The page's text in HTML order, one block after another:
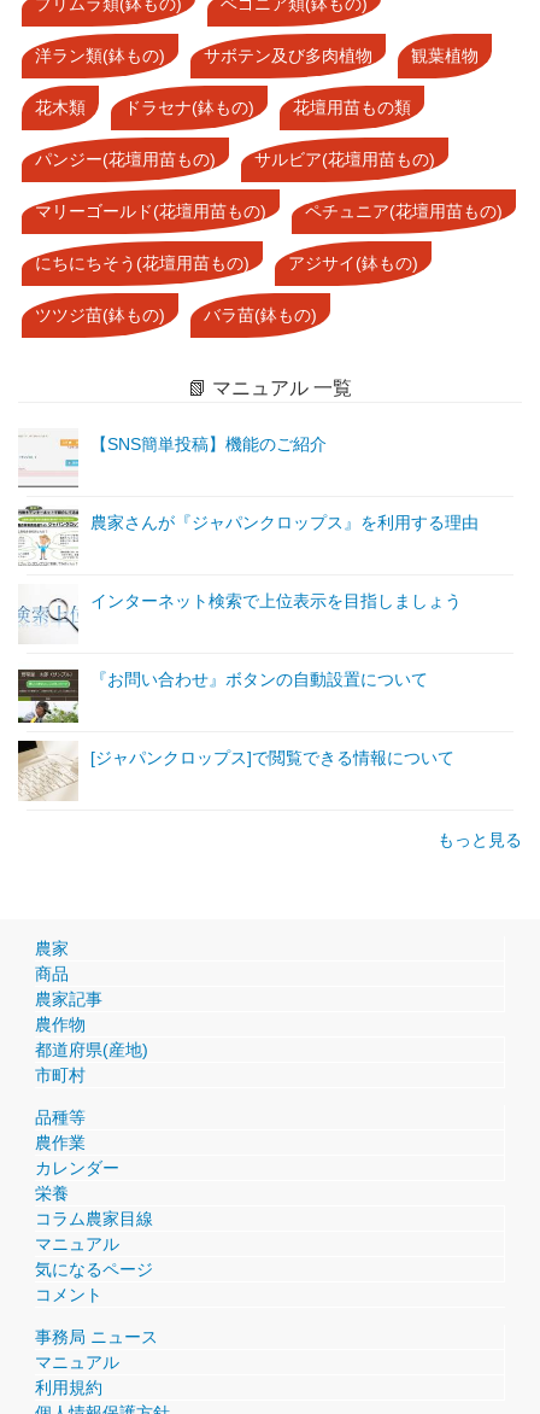
洋ラン類(鉢もの) サボテン及び多肉植物 観葉植物
花木類 ドラセナ(鉢もの) 花壇用苗もの類
パンジー(花壇用苗もの) サルビア(花壇用苗もの)
マリーゴールド(花壇用苗もの) ペチュニア(花壇用苗もの)
にちにちそう(花壇用苗もの) アジサイ(鉢もの)
ツツジ苗(鉢もの) バラ苗(鉢もの)
📗 マニュアル 一覧
【SNS簡単投稿】機能のご紹介
農家さんが『ジャパンクロップス』を利用する理由
インターネット検索で上位表示を目指しましょう
『お問い合わせ』ボタンの自動設置について
[ジャパンクロップス]で閲覧できる情報について
もっと見る
農家
商品
農家記事
農作物
都道府県(産地)
市町村
品種等
農作業
カレンダー
栄養
コラム農家目線
マニュアル
気になるページ
コメント
事務局 ニュース
マニュアル
利用規約